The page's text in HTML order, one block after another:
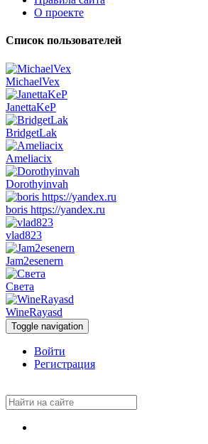
О проекте
Список пользователей
MichaelVex
JanettaKeP
BridgetLak
Ameliacix
Dorothyinvah
boris https://yandex.ru
vlad823
Jam2esenern
Света
WineRayasd
Toggle navigation
Войти
Регистрация